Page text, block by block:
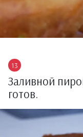
Заливной
готов.